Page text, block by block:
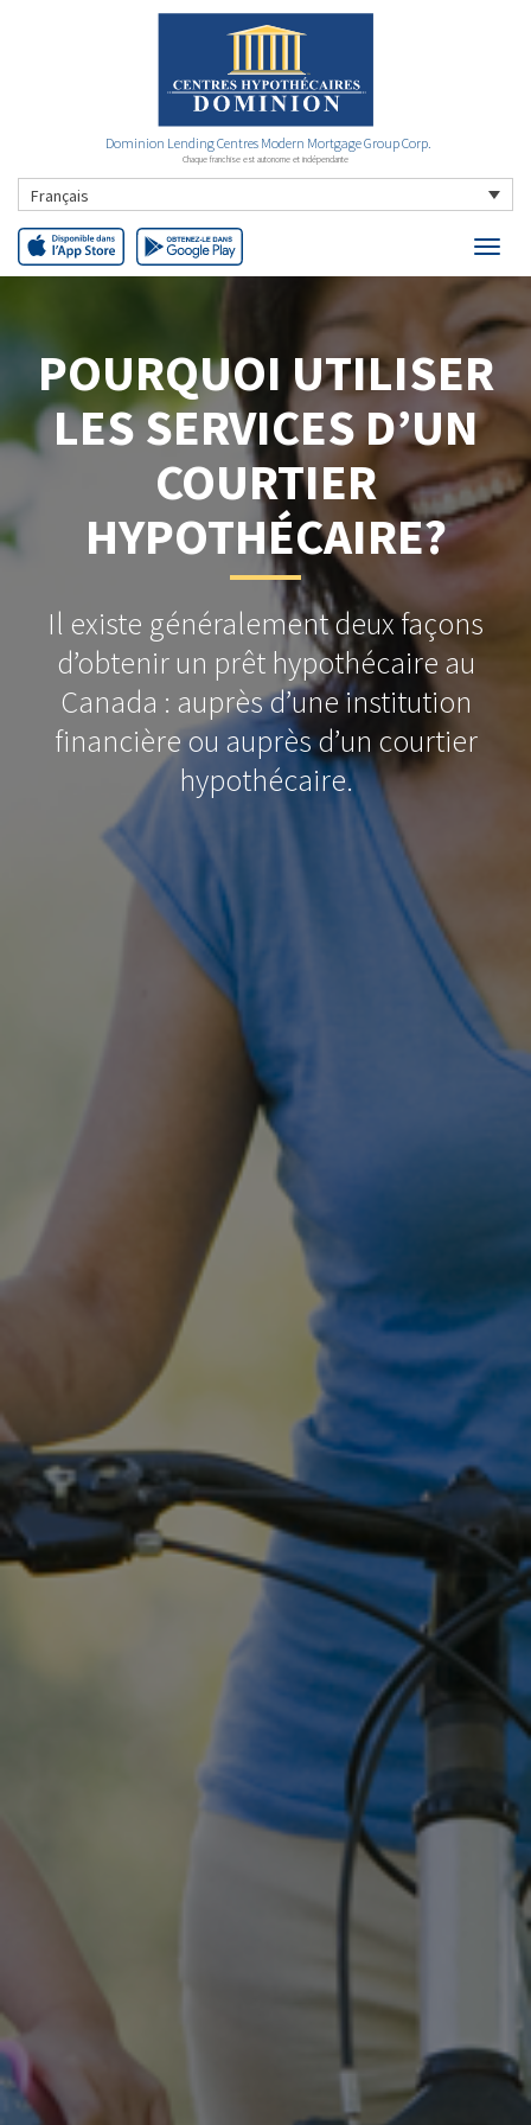
Dominion Lending Centres Modern Mortgage Group Corp.
Chaque franchise est autonome et indépendante
Français
POURQUOI UTILISER
LES SERVICES D’UN
COURTIER
HYPOTHÉCAIRE?
Il existe généralement deux façons
d’obtenir un prêt hypothécaire au
Canada : auprès d’une institution
financière ou auprès d’un courtier
hypothécaire.